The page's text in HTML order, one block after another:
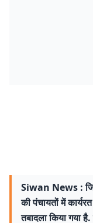
Siwan News :
की पंचायतों में
तबादला किया गया